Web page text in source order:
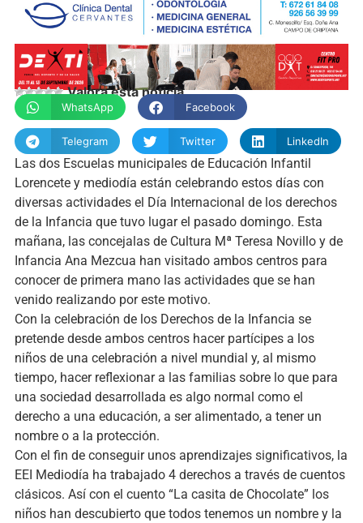
Valora esta noticia
WhatsApp Facebook
Telegram Twitter LinkedIn
Las dos Escuelas municipales de Educación Infantil
Lorencete y mediodía están celebrando estos días con
diversas actividades el Día Internacional de los derechos
de la Infancia que tuvo lugar el pasado domingo. Esta
mañana, las concejalas de Cultura Mª Teresa Novillo y de
Infancia Ana Mezcua han visitado ambos centros para
conocer de primera mano las actividades que se han
venido realizando por este motivo.
Con la celebración de los Derechos de la Infancia se
pretende desde ambos centros hacer partícipes a los
niños de una celebración a nivel mundial y, al mismo
tiempo, hacer reflexionar a las familias sobre lo que para
una sociedad desarrollada es algo normal como el
derecho a una educación, a ser alimentado, a tener un
nombre o a la protección.
Con el fin de conseguir unos aprendizajes significativos, la
EEI Mediodía ha trabajado 4 derechos a través de cuentos
clásicos. Así con el cuento “La casita de Chocolate” los
niños han descubierto que todos tenemos un nombre y la